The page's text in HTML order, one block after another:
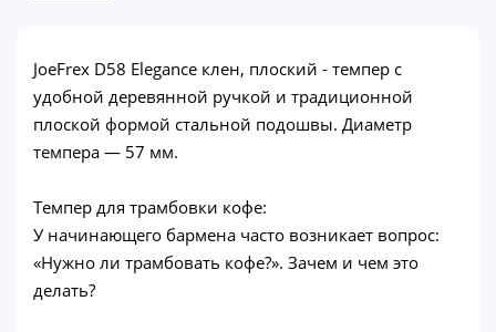
JoeFrex D58 Elegance клен, плоский - темпер с
удобной деревянной ручкой и традиционной
плоской формой стальной подошвы. Диаметр
темпера — 57 мм.
Темпер для трамбовки кофе:
У начинающего бармена часто возникает вопрос:
«Нужно ли трамбовать кофе?». Зачем и чем это
делать?